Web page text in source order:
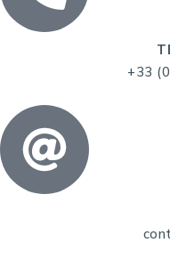
+33